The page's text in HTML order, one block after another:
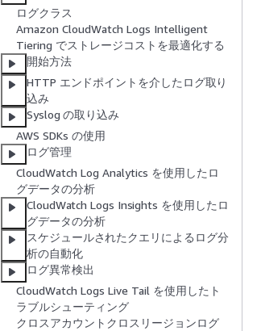
ログクラス
Amazon CloudWatch Logs Intelligent
Tiering でストレージコストを最適化する
開始方法
HTTP エンドポイントを介したログ取り
込み
Syslog の取り込み
AWS SDKs の使用
ログ管理
CloudWatch Log Analytics を使用したロ
グデータの分析
CloudWatch Logs Insights を使用したロ
グデータの分析
スケジュールされたクエリによるログ分
析の自動化
ログ異常検出
CloudWatch Logs Live Tail を使用したト
ラブルシューティング
クロスアカウントクロスリージョンログ